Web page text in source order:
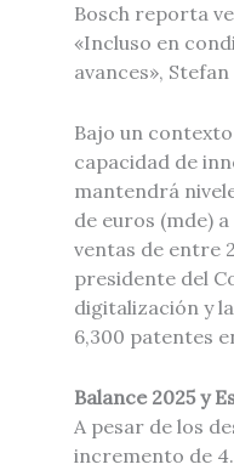
Bosch reporta
«Incluso en
avances»,
Bajo un
capacidad de
mantendrá
de euros (mde)
ventas de entre
presidente del
digitalización y
6,300 patentes
Balance 2025 y
A pesar de los
incremento de